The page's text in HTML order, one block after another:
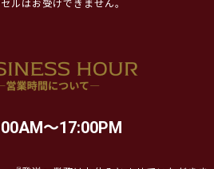
ルはお受けできません。
～17:00PM